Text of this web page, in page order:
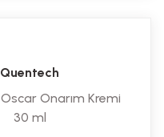
Quentech
Onarım Kremi
30 ml